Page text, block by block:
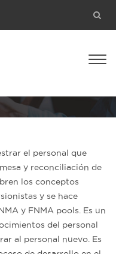
el personal que
y reconciliación de
los conceptos
y se hace
y FNMA pools. Es un
del personal
al personal nuevo. Es